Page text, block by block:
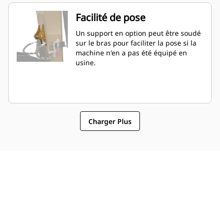
Facilité de pose
Un support en option peut être soudé
sur le bras pour faciliter la pose si la
machine n'en a pas été équipé en
usine.
Charger Plus